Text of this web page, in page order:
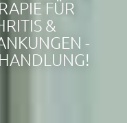
FÜR
&
-